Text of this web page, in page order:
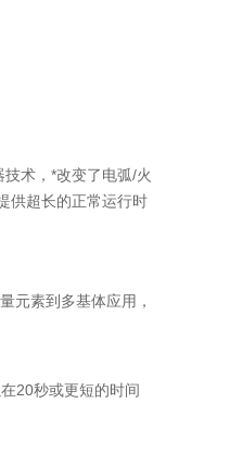
术，*改变了电弧/火
供超长的正常运行时
元素到多基体应用，
20秒或更短的时间